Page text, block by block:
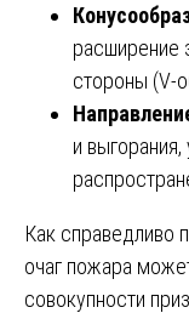
расширение
стороны (V-
и
Как справедливо
очаг пожара
совокупности